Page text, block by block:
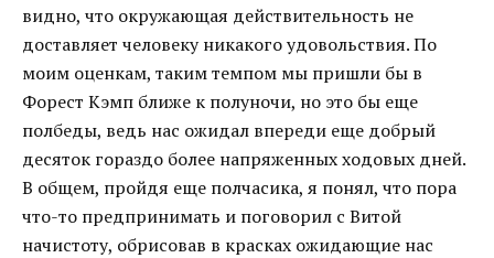
видно, что окружающая действительность не
доставляет человеку никакого удовольствия. По
моим оценкам, таким темпом мы пришли бы в
Форест Кэмп ближе к полуночи, но это бы еще
полбеды, ведь нас ожидал впереди еще добрый
десяток гораздо более напряженных ходовых дней.
В общем, пройдя еще полчасика, я понял, что пора
что-то предпринимать и поговорил с Витой
начистоту, обрисовав в красках ожидающие нас